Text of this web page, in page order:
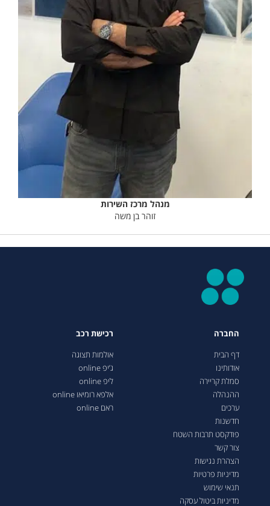
מנהל מרכז השירות
זוהר בן משה
החברה
דף הבית
אודותינו
סמלת קריירה
ההנהלה
ערכים
חדשנות
פודקסט תרבות השטח
צור קשר
הצהרת נגישות
מדיניות פרטיות
תנאי שימוש
מדיניות ביטול עסקה
רכישת רכב
אולמות תצוגה
ג’יפ online
ליפ online
אלפא רומיאו online
ראם online